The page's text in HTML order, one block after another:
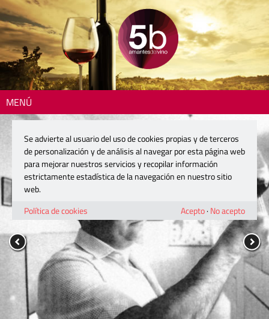
MENÚ
Se advierte al usuario del uso de cookies propias y de terceros
de personalización y de análisis al navegar por esta página web
para mejorar nuestros servicios y recopilar información
estrictamente estadística de la navegación en nuestro sitio
web.
Política de cookies
Acepto· No acepto